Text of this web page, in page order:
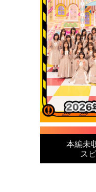
本編未
ス